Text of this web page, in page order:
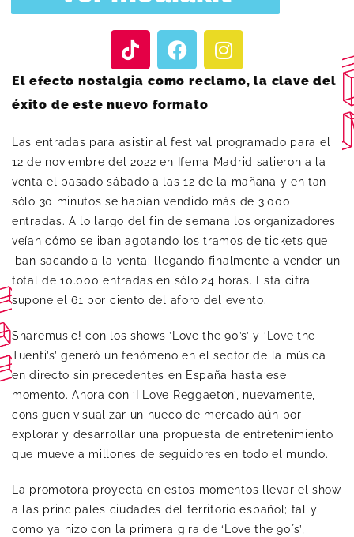
El efecto nostalgia como reclamo, la clave del
éxito de este nuevo formato
Las entradas para asistir al festival programado para el
12 de noviembre del 2022 en Ifema Madrid salieron a la
venta el pasado sábado a las 12 de la mañana y en tan
sólo 30 minutos se habían vendido más de 3.000
entradas. A lo largo del fin de semana los organizadores
veían cómo se iban agotando los tramos de tickets que
iban sacando a la venta; llegando finalmente a vender un
total de 10.000 entradas en sólo 24 horas. Esta cifra
supone el 61 por ciento del aforo del evento.
Sharemusic! con los shows ’Love the 90’s’ y ‘Love the
Tuenti’s’ generó un fenómeno en el sector de la música
en directo sin precedentes en España hasta ese
momento. Ahora con ‘I Love Reggaeton’, nuevamente,
consiguen visualizar un hueco de mercado aún por
explorar y desarrollar una propuesta de entretenimiento
que mueve a millones de seguidores en todo el mundo.
La promotora proyecta en estos momentos llevar el show
a las principales ciudades del territorio español; tal y
como ya hizo con la primera gira de ‘Love the 90´s’,